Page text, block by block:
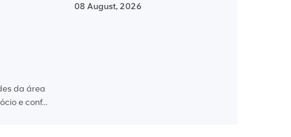
08 August, 2026
da área
e conf...